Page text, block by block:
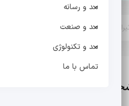
مد و رسانه
مد و صنعت
مد و تکنولوژی
تماس با ما
و تعاملات مد در دانشگاه و دانشجویان